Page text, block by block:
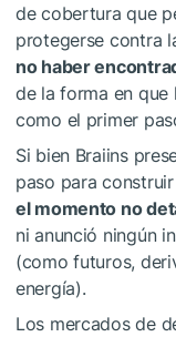
de cobertura que
protegerse contra
no haber
de la forma en que
como el primer
Si bien Braiins
paso para
el momento no
ni anunció ningún
(como futuros,
energía).
Los mercados de